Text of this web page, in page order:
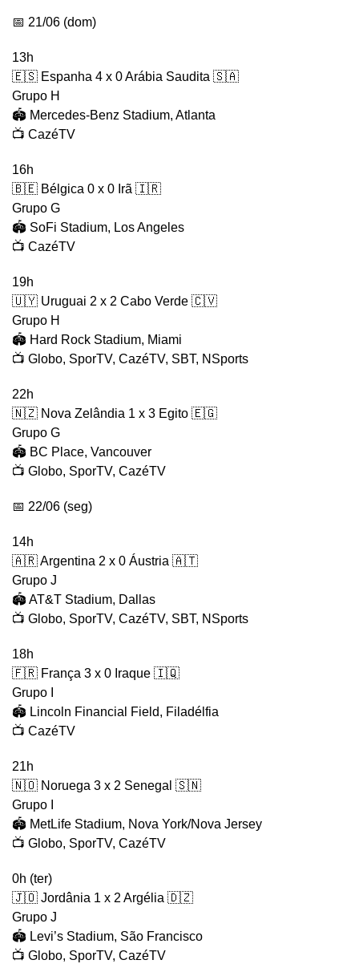
📅 21/06 (dom)
13h
🇪🇸 Espanha 4 x 0 Arábia Saudita 🇸🇦
Grupo H
🏟️ Mercedes-Benz Stadium, Atlanta
📺 CazéTV
16h
🇧🇪 Bélgica 0 x 0 Irã 🇮🇷
Grupo G
🏟️ SoFi Stadium, Los Angeles
📺 CazéTV
19h
🇺🇾 Uruguai 2 x 2 Cabo Verde 🇨🇻
Grupo H
🏟️ Hard Rock Stadium, Miami
📺 Globo, SporTV, CazéTV, SBT, NSports
22h
🇳🇿 Nova Zelândia 1 x 3 Egito 🇪🇬
Grupo G
🏟️ BC Place, Vancouver
📺 Globo, SporTV, CazéTV
📅 22/06 (seg)
14h
🇦🇷 Argentina 2 x 0 Áustria 🇦🇹
Grupo J
🏟️ AT&T Stadium, Dallas
📺 Globo, SporTV, CazéTV, SBT, NSports
18h
🇫🇷 França 3 x 0 Iraque 🇮🇶
Grupo I
🏟️ Lincoln Financial Field, Filadélfia
📺 CazéTV
21h
🇳🇴 Noruega 3 x 2 Senegal 🇸🇳
Grupo I
🏟️ MetLife Stadium, Nova York/Nova Jersey
📺 Globo, SporTV, CazéTV
0h (ter)
🇯🇴 Jordânia 1 x 2 Argélia 🇩🇿
Grupo J
🏟️ Levi’s Stadium, São Francisco
📺 Globo, SporTV, CazéTV